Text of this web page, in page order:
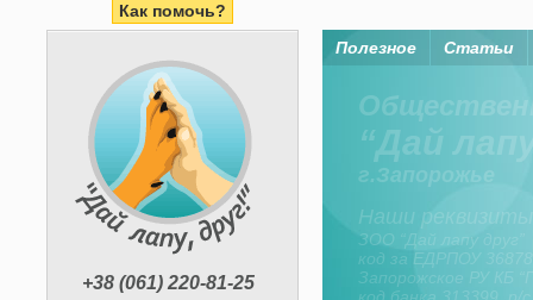
Как помочь?
+38 (061) 220-81-25
Полезное Статьи
Помогая
Организация “Дай
средства членов
неравнодушных